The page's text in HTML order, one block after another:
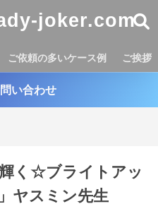
joker.com
ご依頼の多いケース例 ご挨拶
い合わせ
輝く☆ブライトアッ
ヤスミン先生